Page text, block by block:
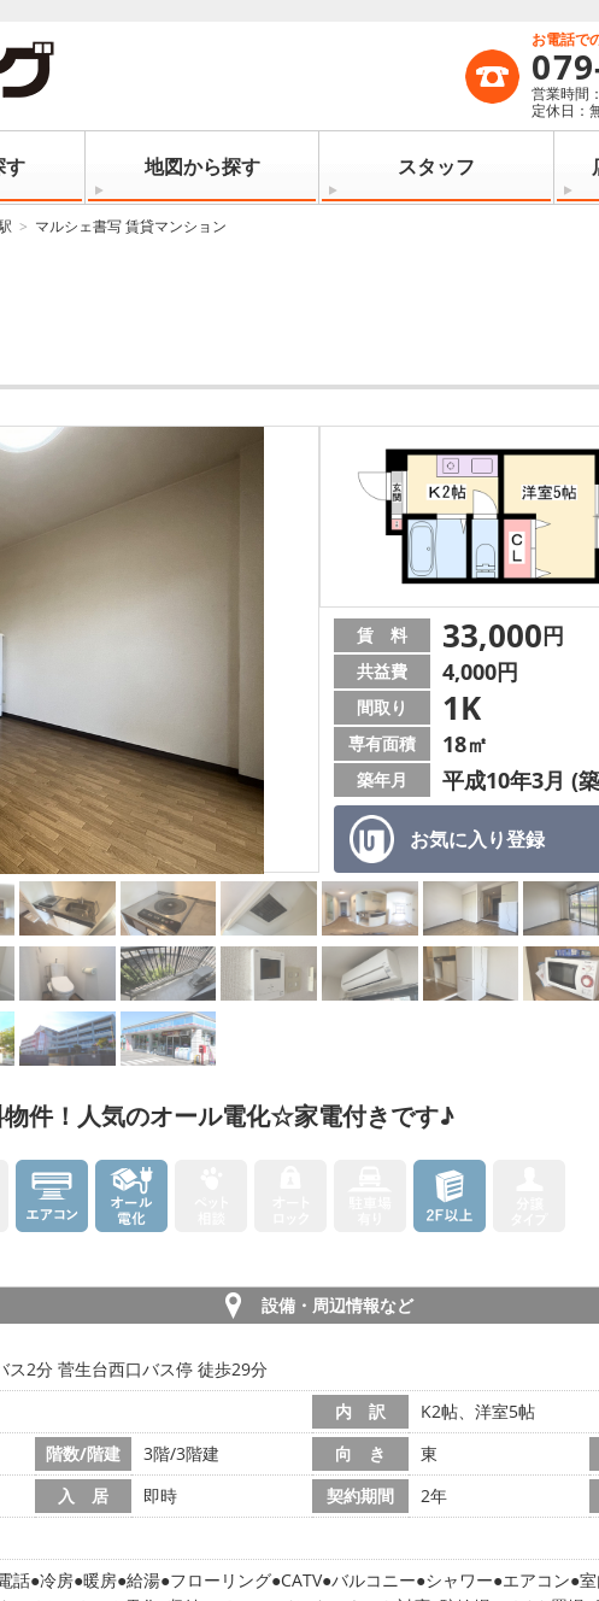
お電話で
営業時間
定休日：
す 地図から探す スタッフ
マルシェ書写 賃貸マンション
お気に入り登録
賃 料 33,000円
共益費 4,000円
間取り 1K
専有面積 18㎡
築年月 平成10年3月 (
件！人気のオール電化☆家電付きです♪
設備・周辺情報など
ス2分 菅生台西口バス停 徒歩29分
内 訳
K2帖、洋室5帖
階数/階建 3階/3階建 向 き 東
入 居 即時 契約期間 2年
話 冷房 暖房 給湯 フローリング CATV バルコニー シャワー エアコン